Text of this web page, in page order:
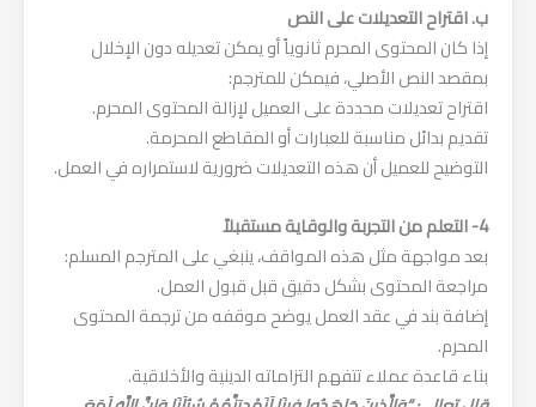
ب. اقتراح التعديلات على النص
إذا كان المحتوى المحرم ثانوياً أو يمكن تعديله دون الإخلال
بمقصد النص الأصلي، فيمكن للمترجم:
اقتراح تعديلات محددة على العميل لإزالة المحتوى المحرم.
تقديم بدائل مناسبة للعبارات أو المقاطع المحرمة.
التوضيح للعميل أن هذه التعديلات ضرورية لاستمراره في العمل.
4- التعلم من التجربة والوقاية مستقبلاً
بعد مواجهة مثل هذه المواقف، ينبغي على المترجم المسلم:
مراجعة المحتوى بشكل دقيق قبل قبول العمل.
إضافة بند في عقد العمل يوضح موقفه من ترجمة المحتوى
المحرم.
بناء قاعدة عملاء تتفهم التزاماته الدينية والأخلاقية.